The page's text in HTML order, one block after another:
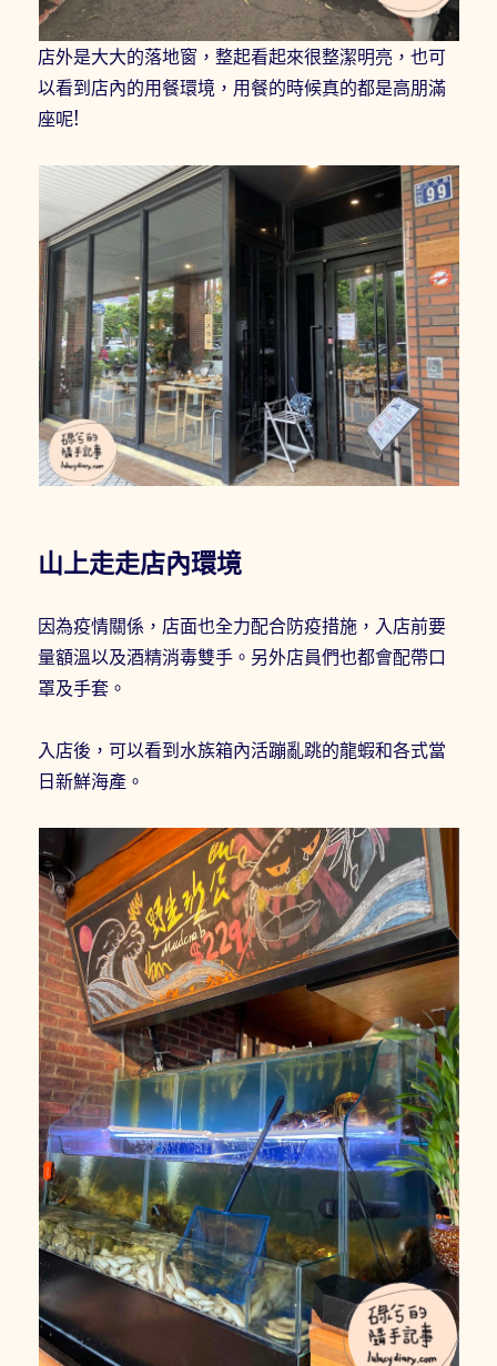
店外是大大的落地窗，整起看起來很整潔明亮，也可
以看到店內的用餐環境，用餐的時候真的都是高朋滿
座呢!
山上走走店內環境
因為疫情關係，店面也全力配合防疫措施，入店前要
量額溫以及酒精消毒雙手。另外店員們也都會配帶口
罩及手套。
入店後，可以看到水族箱內活蹦亂跳的龍蝦和各式當
日新鮮海產。